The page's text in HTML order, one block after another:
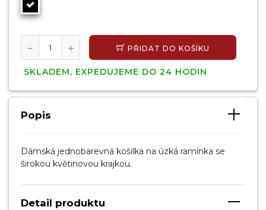
PŘIDAT DO KOŠÍKU
SKLADEM, EXPEDUJEME DO 24 HODIN
Popis
Dámská jednobarevná košilka na úzká ramínka se
širokou květinovou krajkou.
Detail produktu